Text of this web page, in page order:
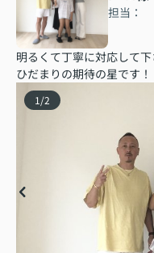
担当：
明るくて丁寧に対応して下
ひだまりの期待の星です！
1 /2